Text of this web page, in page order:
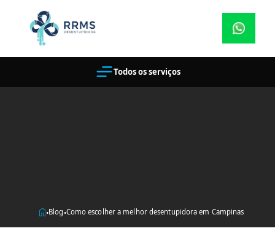
Todos os serviços
•Blog •Como escolher a melhor desentupidora em Campinas